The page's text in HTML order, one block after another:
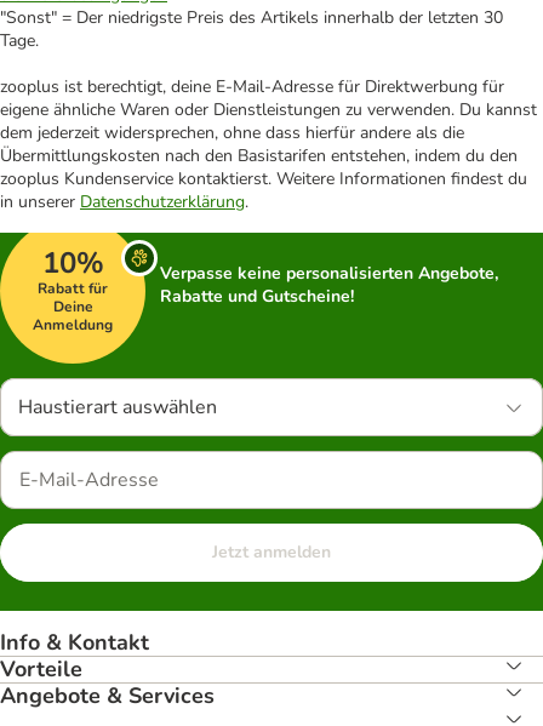
"Sonst" = Der niedrigste Preis des Artikels innerhalb der letzten 30
Tage.
zooplus ist berechtigt, deine E-Mail-Adresse für Direktwerbung für
eigene ähnliche Waren oder Dienstleistungen zu verwenden. Du kannst
dem jederzeit widersprechen, ohne dass hierfür andere als die
Übermittlungskosten nach den Basistarifen entstehen, indem du den
zooplus Kundenservice kontaktierst. Weitere Informationen findest du
in unserer Datenschutzerklärung.
10%
Rabatt für
Deine
Anmeldung
Verpasse keine personalisierten Angebote,
Rabatte und Gutscheine!
Haustierart auswählen
Jetzt anmelden
Info & Kontakt
Vorteile
Angebote & Services